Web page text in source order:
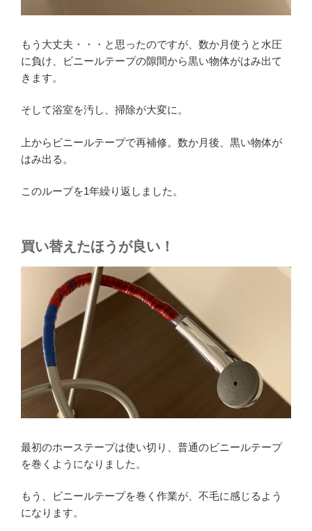
もう大丈夫・・・と思ったのですが、数か月使うと水圧
に負け、ビニールテープの隙間から黒い物体がはみ出て
きます。
そして浴室を汚し、掃除が大変に。
上からビニールテープで再補修。数か月後、黒い物体が
はみ出る。
このループを1年繰り返しました。
買い替えたほうが良い！
最初のホーステープは使い切り、普通のビニールテープ
を巻くようになりました。
もう、ビニールテープを巻く作業が、不毛に感じるよう
になります。